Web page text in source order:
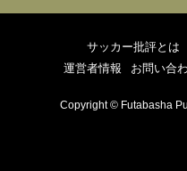
サッカー批評とは
運営者情報
お問い合
Copyright © Futabasha